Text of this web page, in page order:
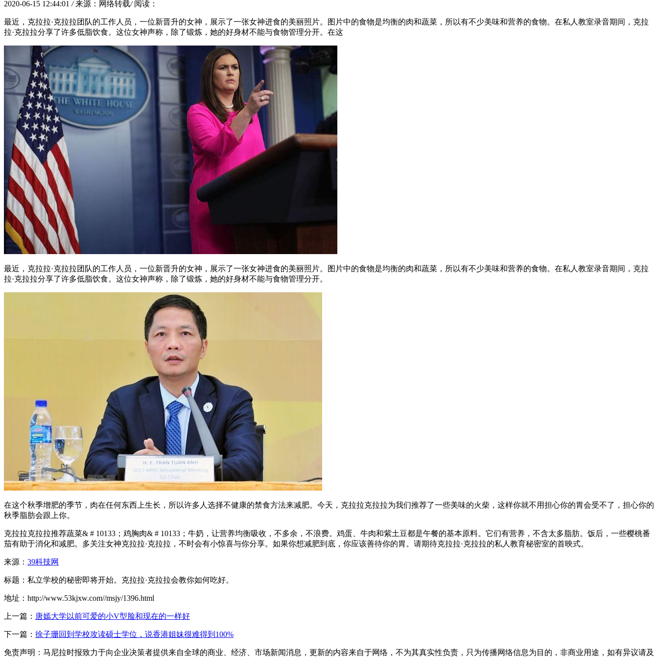
2020-06-15 12:44:01 / 来源：网络转载/ 阅读：
最近，克拉拉·克拉拉团队的工作人员，一位新晋升的女神，展示了一张女神进食的美丽照片。图片中的食物是均衡的肉和蔬菜，所以有不少美味和营养的食物。在私人教室录音期间，克拉
拉·克拉拉分享了许多低脂饮食。这位女神声称，除了锻炼，她的好身材不能与食物管理分开。在这
最近，克拉拉·克拉拉团队的工作人员，一位新晋升的女神，展示了一张女神进食的美丽照片。图片中的食物是均衡的肉和蔬菜，所以有不少美味和营养的食物。在私人教室录音期间，克拉
拉·克拉拉分享了许多低脂饮食。这位女神声称，除了锻炼，她的好身材不能与食物管理分开。
在这个秋季增肥的季节，肉在任何东西上生长，所以许多人选择不健康的禁食方法来减肥。今天，克拉拉克拉拉为我们推荐了一些美味的火柴，这样你就不用担心你的胃会受不了，担心你的
秋季脂肪会跟上你。
克拉拉克拉拉推荐蔬菜& # 10133；鸡胸肉& # 10133；牛奶，让营养均衡吸收，不多余，不浪费。鸡蛋、牛肉和紫土豆都是午餐的基本原料。它们有营养，不含太多脂肪。饭后，一些樱桃番
茄有助于消化和减肥。多关注女神克拉拉·克拉拉，不时会有小惊喜与你分享。如果你想减肥到底，你应该善待你的胃。请期待克拉拉·克拉拉的私人教育秘密室的首映式。
来源： 39科技网
标题：私立学校的秘密即将开始。克拉拉·克拉拉会教你如何吃好。
地址：http://www.53kjxw.com//msjy/1396.html
上一篇： 唐嫣大学以前可爱的小V型脸和现在的一样好
下一篇： 徐子珊回到学校攻读硕士学位，说香港姐妹很难得到100%
免责声明：马尼拉时报致力于向企业决策者提供来自全球的商业、经济、市场新闻消息，更新的内容来自于网络，不为其真实性负责，只为传播网络信息为目的，非商业用途，如有异议请及